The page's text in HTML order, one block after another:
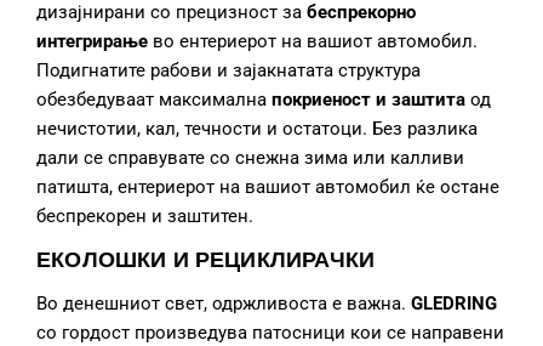
дизајнирани со прецизност за беспрекорно
интегрирање во ентериерот на вашиот автомобил.
Подигнатите рабови и зајакнатата структура
обезбедуваат максимална покриеност и заштита од
нечистотии, кал, течности и остатоци. Без разлика
дали се справувате со снежна зима или калливи
патишта, ентериерот на вашиот автомобил ќе остане
беспрекорен и заштитен.
ЕКОЛОШКИ И РЕЦИКЛИРАЧКИ
Во денешниот свет, одржливоста е важна. GLEDRING
со гордост произведува патосници кои се направени